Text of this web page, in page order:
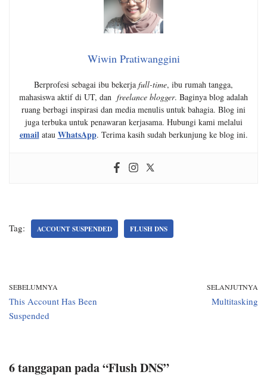
Wiwin Pratiwanggini
Berprofesi sebagai ibu bekerja full-time, ibu rumah tangga,
mahasiswa aktif di UT, dan freelance blogger. Baginya blog adalah
ruang berbagi inspirasi dan media menulis untuk bahagia. Blog ini
juga terbuka untuk penawaran kerjasama. Hubungi kami melalui
emailatau WhatsApp. Terima kasih sudah berkunjung ke blog ini.
Tag: ACCOUNT SUSPENDED FLUSH DNS
SEBELUMNYA
This Account Has Been
Suspended
SELANJUTNYA
Multitasking
6 tanggapan pada “Flush DNS”